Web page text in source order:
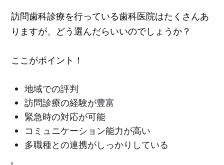
訪問歯科診療を行っている歯科医院はたくさんあ
りますが、どう選んだらいいのでしょうか？
ここがポイント！
地域での評判
訪問診療の経験が豊富
緊急時の対応が可能
コミュニケーション能力が高い
多職種との連携がしっかりしている